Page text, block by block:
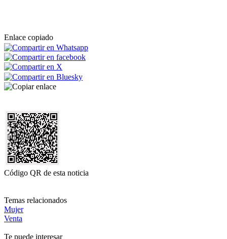
Enlace copiado
Código QR de esta noticia
Temas relacionados
Mujer
Venta
Te puede interesar